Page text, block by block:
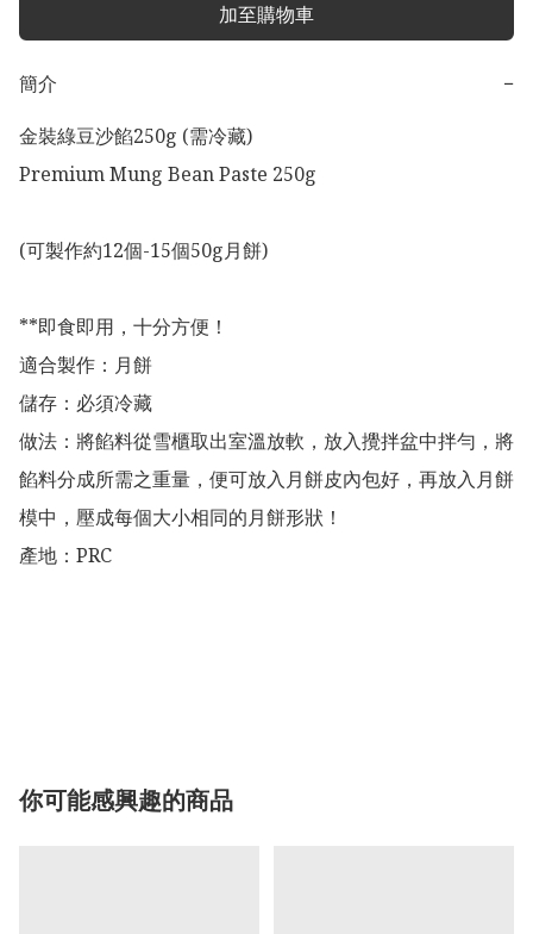
加至購物車
簡介
−
金裝綠豆沙餡250g (需冷藏)
Premium Mung Bean Paste 250g
(可製作約12個-15個50g月餅)
**即食即用，十分方便！
適合製作：月餅
儲存：必須冷藏
做法：將餡料從雪櫃取出室溫放軟，放入攪拌盆中拌勻，將
餡料分成所需之重量，便可放入月餅皮內包好，再放入月餅
模中，壓成每個大小相同的月餅形狀！
產地：PRC
你可能感興趣的商品